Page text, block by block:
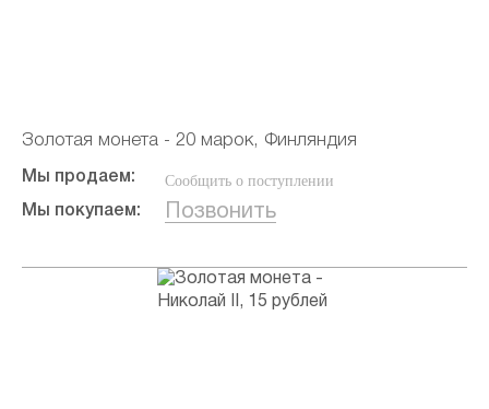
Золотая монета - 20 марок, Финляндия
Мы продаем: Сообщить о поступлении
Мы покупаем: Позвонить